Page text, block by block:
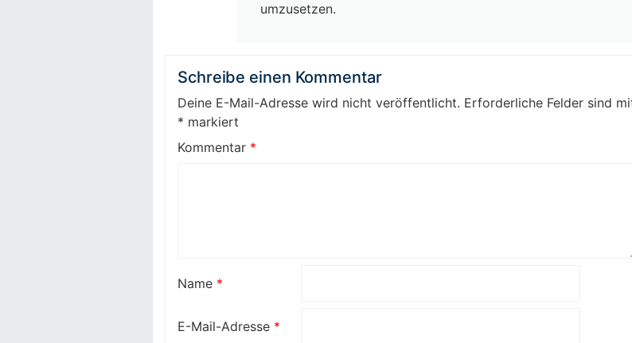
umzusetzen.
Schreibe einen Kommentar
Deine E-Mail-Adresse wird nicht veröffentlicht. Erforderliche Felder sind
* markiert
Kommentar *
Name *
E-Mail-Adresse *